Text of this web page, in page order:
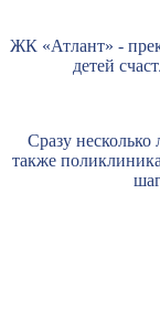
ЖК «Атлант» -
детей
Сразу
также